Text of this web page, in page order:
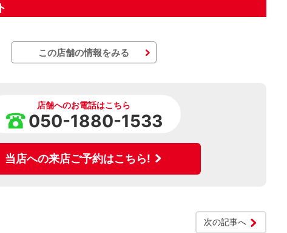
この店舗の情報をみる
店舗へのお電話はこちら
050-1880-1533
当店への来店ご予約はこちら!
次の記事へ